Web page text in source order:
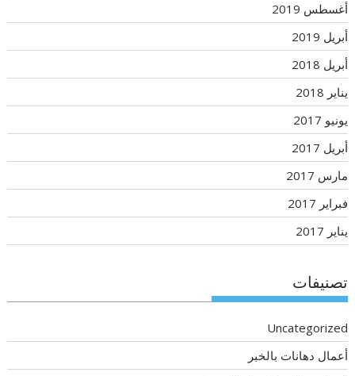
أغسطس 2019
أبريل 2019
أبريل 2018
يناير 2018
يونيو 2017
أبريل 2017
مارس 2017
فبراير 2017
يناير 2017
تصنيفات
Uncategorized
أعمال دهانات بالخبر